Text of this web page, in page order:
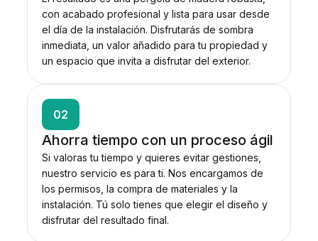
con acabado profesional y lista para usar desde
el día de la instalación. Disfrutarás de sombra
inmediata, un valor añadido para tu propiedad y
un espacio que invita a disfrutar del exterior.
02
Ahorra tiempo con un proceso ágil
Si valoras tu tiempo y quieres evitar gestiones,
nuestro servicio es para ti. Nos encargamos de
los permisos, la compra de materiales y la
instalación. Tú solo tienes que elegir el diseño y
disfrutar del resultado final.